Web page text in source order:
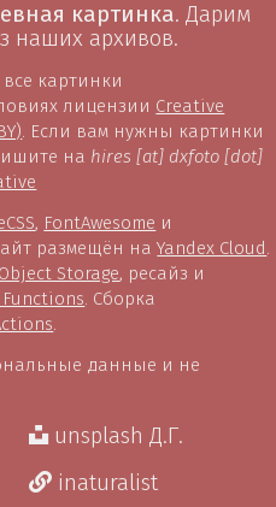
картинка. Дарим
наших архивов.
картинки
лицензии Creative
. Если вам нужны картинки
на hires [at] dxfoto [dot]
, FontAwesome и
размещён наYandex Cloud
Object Storage, ресайз и
. Сборка
данные и не
unsplash Д.Г.
inaturalist